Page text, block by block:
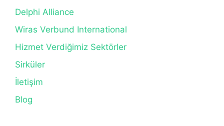
Delphi Alliance
Wiras Verbund International
Hizmet Verdiğimiz Sektörler
Sirküler
İletişim
Blog